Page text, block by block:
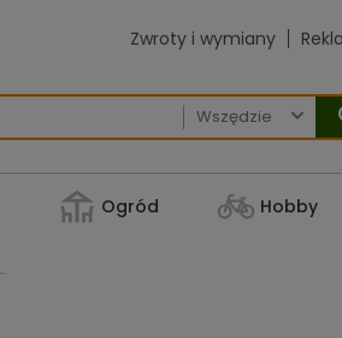
Zwroty i wymiany

Ogród Hobby